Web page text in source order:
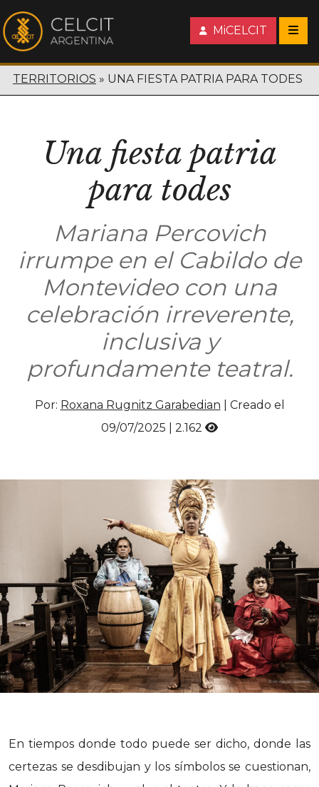
MiCELCIT
TERRITORIOS UNA FIESTA PATRIA PARA TODES
Una fiesta patria
para todes
Mariana Percovich
irrumpe en el Cabildo de
Montevideo con una
celebración irreverente,
inclusiva y
profundamente teatral.
Por: Roxana Rugnitz Garabedian | Creado el
09/07/2025 | 2.162
En tiempos donde todo puede ser dicho, donde las
certezas se desdibujan y los símbolos se cuestionan,